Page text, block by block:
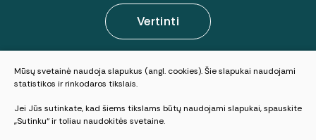
Vertinti
© 2025 Visos teisės saugomos
Duomenų apsauga
Mūsų svetainė naudoja slapukus (angl. cookies). Šie slapukai naudojami
statistikos ir rinkodaros tikslais.
Jei Jūs sutinkate, kad šiems tikslams būtų naudojami slapukai, spauskite
„Sutinku“ ir toliau naudokitės svetaine.